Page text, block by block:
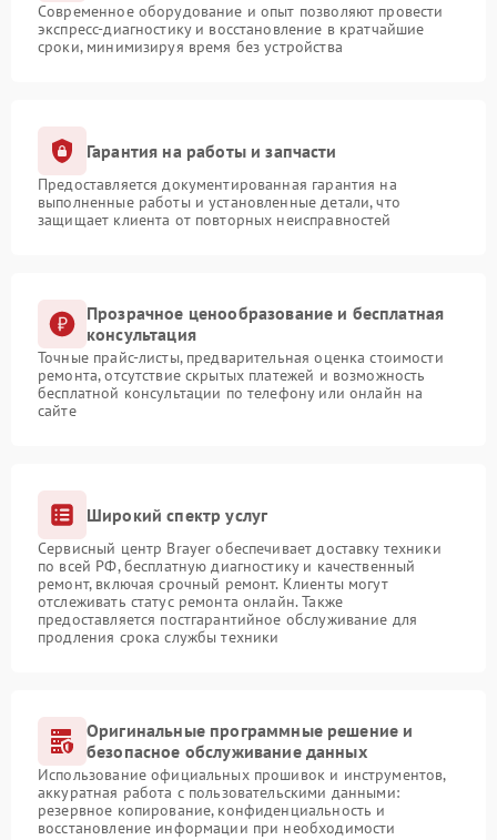
Современное оборудование и опыт позволяют провести
экспресс-диагностику и восстановление в кратчайшие
сроки, минимизируя время без устройства
Гарантия на работы и запчасти
Предоставляется документированная гарантия на
выполненные работы и установленные детали, что
защищает клиента от повторных неисправностей
Прозрачное ценообразование и бесплатная
консультация
Точные прайс-листы, предварительная оценка стоимости
ремонта, отсутствие скрытых платежей и возможность
бесплатной консультации по телефону или онлайн на
сайте
Широкий спектр услуг
Сервисный центр Brayer обеспечивает доставку техники
по всей РФ, бесплатную диагностику и качественный
ремонт, включая срочный ремонт. Клиенты могут
отслеживать статус ремонта онлайн. Также
предоставляется постгарантийное обслуживание для
продления срока службы техники
Оригинальные программные решение и
безопасное обслуживание данных
Использование официальных прошивок и инструментов,
аккуратная работа с пользовательскими данными:
резервное копирование, конфиденциальность и
восстановление информации при необходимости